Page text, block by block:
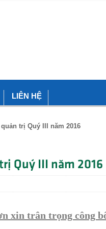
LIÊN HỆ
trị Quý III năm 2016
Quý III năm 2016
xin trân trọng công